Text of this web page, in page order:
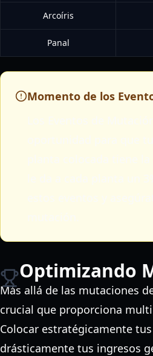
Arcoíris
Panal
Momento de los
Optimizando
Más allá de las mutaciones
crucial que proporciona
Colocar estratégicamente
drásticamente tus ingresos